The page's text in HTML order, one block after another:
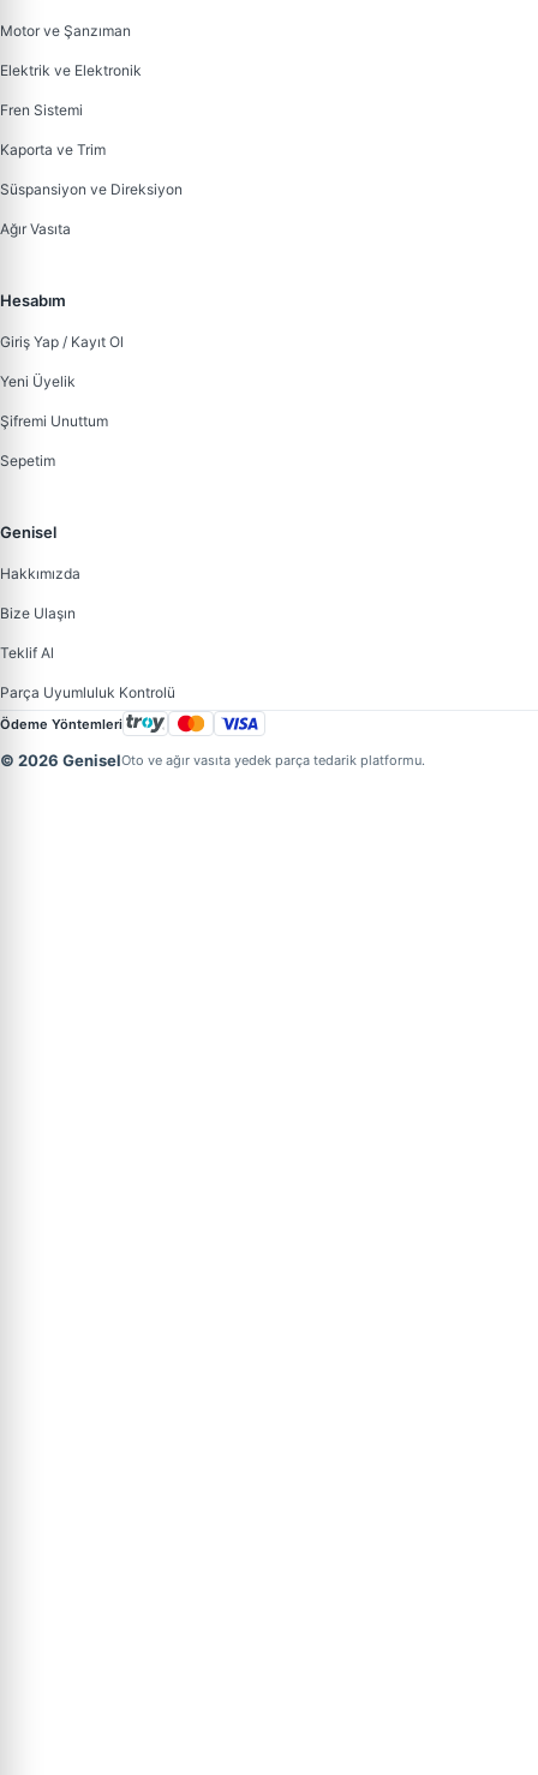
Motor ve Şanzıman
Elektrik ve Elektronik
Fren Sistemi
Kaporta ve Trim
Süspansiyon ve Direksiyon
Ağır Vasıta
Hesabım
Giriş Yap / Kayıt Ol
Yeni Üyelik
Şifremi Unuttum
Sepetim
Genisel
Hakkımızda
Bize Ulaşın
Teklif Al
Parça Uyumluluk Kontrolü
Ödeme Yöntemleri
© 2026 GeniselOto ve ağır vasıta yedek parça tedarik platformu.